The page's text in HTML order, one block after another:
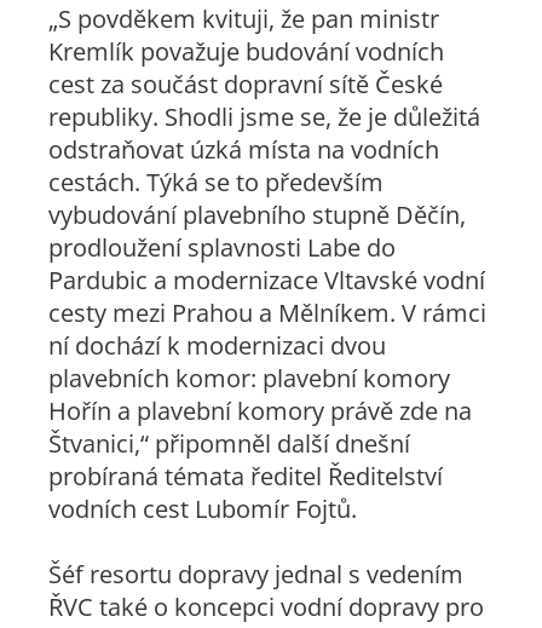
„S povděkem kvituji, že pan ministr
Kremlík považuje budování vodních
cest za součást dopravní sítě České
republiky. Shodli jsme se, že je důležitá
odstraňovat úzká místa na vodních
cestách. Týká se to především
vybudování plavebního stupně Děčín,
prodloužení splavnosti Labe do
Pardubic a modernizace Vltavské vodní
cesty mezi Prahou a Mělníkem. V rámci
ní dochází k modernizaci dvou
plavebních komor: plavební komory
Hořín a plavební komory právě zde na
Štvanici,“ připomněl další dnešní
probíraná témata ředitel Ředitelství
vodních cest Lubomír Fojtů.
Šéf resortu dopravy jednal s vedením
ŘVC také o koncepci vodní dopravy pro